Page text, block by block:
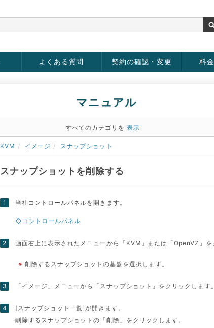
よくある質問 契約の確認・変更 料
マニュアル
すべてのカテゴリを 表示
KVM イメージ スナップショット
スナップショットを削除する
当社コントロールパネルを開きます。
◇コントロールパネル
画面右上に表示されたメニューから「KVM」または「OpenVZ」を
※ 削除するスナップショットの基盤を選択します。
「イメージ」メニューから「スナップショット」をクリックします。
[スナップショット一覧]が開きます。
削除するスナップショットの「削除」をクリックします。